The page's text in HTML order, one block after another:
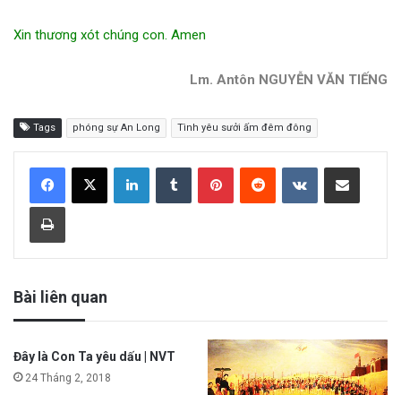
Xin thương xót chúng con. Amen
Lm. Antôn NGUYỄN VĂN TIẾNG
Tags phóng sự An Long Tình yêu sưởi ấm đêm đông
Bài liên quan
Đây là Con Ta yêu dấu | NVT
24 Tháng 2, 2018